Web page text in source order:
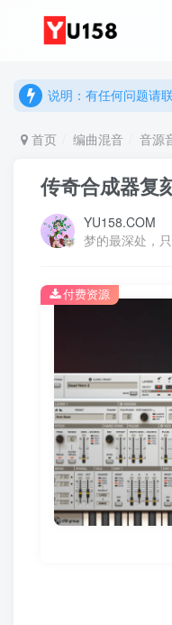
说明：有任何问题请
说明：有任何问题请
首页
编曲混音 音源
传奇合成器复
YU158.COM
梦的最深处，
付费资源